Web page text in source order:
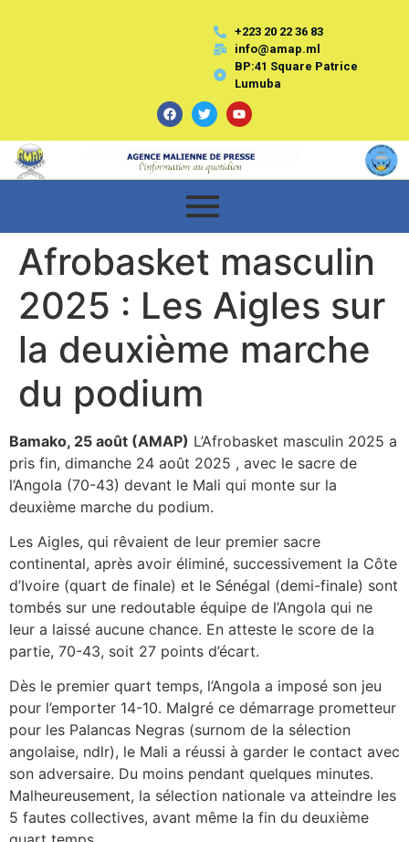
+223 20 22 36 83
info@amap.ml
BP:41 Square Patrice
Lumuba
Afrobasket masculin
2025 : Les Aigles sur
la deuxième marche
du podium
Bamako, 25 août (AMAP) L’Afrobasket masculin 2025 a
pris fin, dimanche 24 août 2025 , avec le sacre de
l’Angola (70-43) devant le Mali qui monte sur la
deuxième marche du podium.
Les Aigles, qui rêvaient de leur premier sacre
continental, après avoir éliminé, successivement la Côte
d’Ivoire (quart de finale) et le Sénégal (demi-finale) sont
tombés sur une redoutable équipe de l’Angola qui ne
leur a laissé aucune chance. En atteste le score de la
partie, 70-43, soit 27 points d’écart.
Dès le premier quart temps, l’Angola a imposé son jeu
pour l’emporter 14-10. Malgré ce démarrage prometteur
pour les Palancas Negras (surnom de la sélection
angolaise, ndlr), le Mali a réussi à garder le contact avec
son adversaire. Du moins pendant quelques minutes.
Malheureusement, la sélection nationale va atteindre les
5 fautes collectives, avant même la fin du deuxième